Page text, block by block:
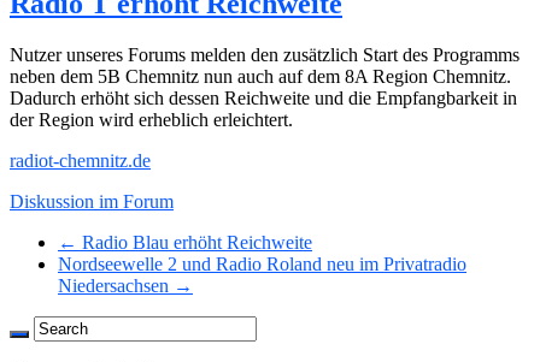
Nutzer unseres Forums melden den zusätzlich Start des Programms
neben dem 5B Chemnitz nun auch auf dem 8A Region Chemnitz.
Dadurch erhöht sich dessen Reichweite und die Empfangbarkeit in
der Region wird erheblich erleichtert.
radiot-chemnitz.de
Diskussion im Forum
← Radio Blau erhöht Reichweite
Nordseewelle 2 und Radio Roland neu im Privatradio
Niedersachsen →